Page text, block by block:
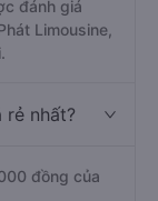
đánh giá
Limousine,
rẻ nhất?
đồng của